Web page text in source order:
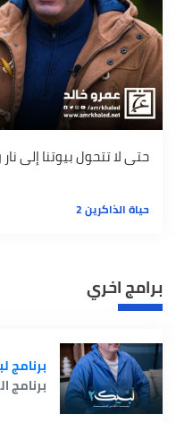
حتى لا تتحول بيوتنا إلى
حياة الذاكرين 2
برامج اخري
برنامج لبيك
برنامج